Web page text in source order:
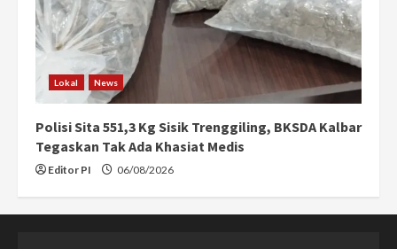
Lokal News
Polisi Sita 551,3 Kg Sisik Trenggiling, BKSDA Kalbar
Tegaskan Tak Ada Khasiat Medis
Editor PI 06/08/2026